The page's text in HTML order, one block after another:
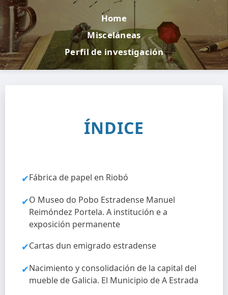
Home
Misceláneas
Perfil de investigación
ÍNDICE
✔Fábrica de papel en Riobó
✔O Museo do Pobo Estradense Manuel
Reimóndez Portela. A institución e a
exposición permanente
✔Cartas dun emigrado estradense
✔Nacimiento y consolidación de la capital del
mueble de Galicia. El Municipio de A Estrada